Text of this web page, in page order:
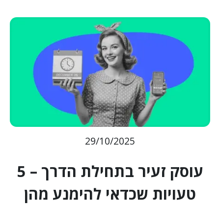
29/10/2025
עוסק זעיר בתחילת הדרך – 5
טעויות שכדאי להימנע מהן